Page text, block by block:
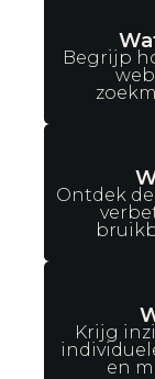
Begrijp
Ontdek
Krijg
en